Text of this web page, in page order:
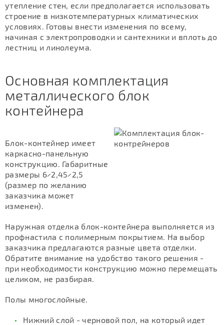
утепление стен, если предполагается использовать
строение в низкотемпературных климатических
условиях. Готовы внести изменения по всему,
начиная с электропроводки и сантехники и вплоть до
лестниц и линолеума.
Основная комплектация
металлического блок
контейнера
Блок-контейнер имеет
каркасно-панельную
конструкцию. Габаритные
размеры 6×2,45×2,5
(размер по желанию
заказчика может
изменен).
Наружная отделка блок-контейнера выполняется из
профнастила с полимерным покрытием. На выбор
заказчика предлагаются разные цвета отделки.
Обратите внимание на удобство такого решения -
при необходимости конструкцию можно перемещать
целиком, не разбирая.
Полы многослойные.
Нижний слой - черновой пол, на который идет